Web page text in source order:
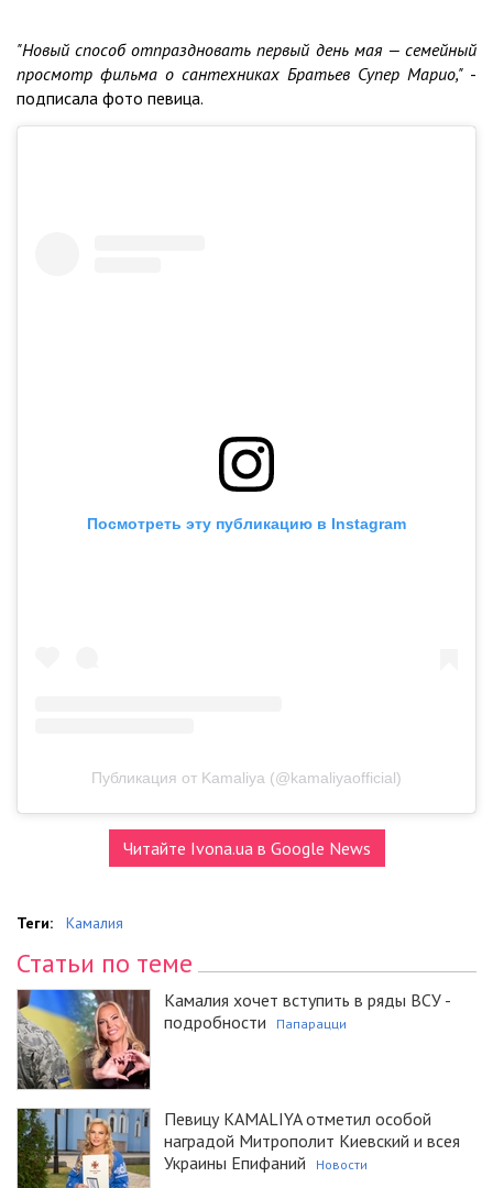
"Новый способ отпраздновать первый день мая — семейный
просмотр фильма о сантехниках Братьев Супер Марио," -
подписала фото певица.
Посмотреть эту публикацию в Instagram
Публикация от Kamaliya (@kamaliyaofficial)
Читайте Ivona.ua в Google News
Теги: Камалия
Статьи по теме
Камалия хочет вступить в ряды ВСУ -
подробности
Папарацци
Певицу KAMALIYA отметил особой
наградой Митрополит Киевский и всея
Украины Епифаний
Новости